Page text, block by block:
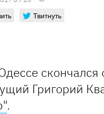
Твитнуть
скончался
Григорий
.